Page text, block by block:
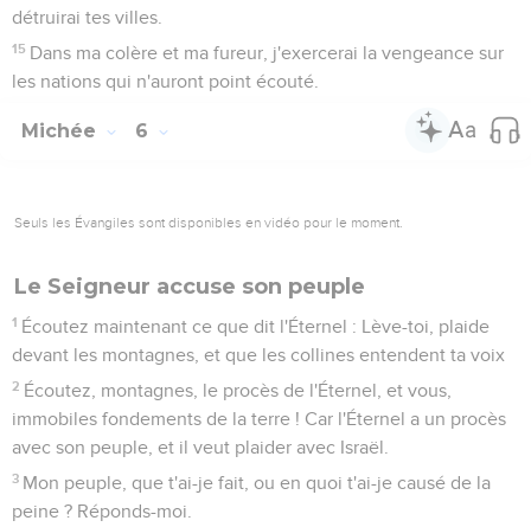
détruirai tes villes.
15 Dans ma colère et ma fureur, j'exercerai la vengeance sur
les nations qui n'auront point écouté.
Michée 6
Seuls les Évangiles sont disponibles en vidéo pour le moment.
Le Seigneur accuse son peuple
1 Écoutez maintenant ce que dit l'Éternel : Lève-toi, plaide
devant les montagnes, et que les collines entendent ta voix
2 Écoutez, montagnes, le procès de l'Éternel, et vous,
immobiles fondements de la terre ! Car l'Éternel a un procès
avec son peuple, et il veut plaider avec Israël.
3 Mon peuple, que t'ai-je fait, ou en quoi t'ai-je causé de la
peine ? Réponds-moi.